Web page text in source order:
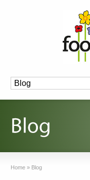
Home » Blog